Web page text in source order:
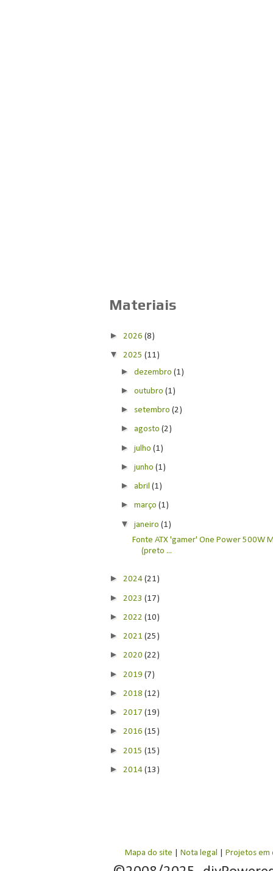
Materiais
► 2026(8)
▼ 2025(11)
►dezembro(1)
►outubro(1)
► setembro(2)
►agosto(2)
►julho(1)
►junho(1)
►abril(1)
►março(1)
▼janeiro(1)
Fonte ATX 'gamer' One Power 500W
(preto ...
► 2024(21)
► 2023(17)
► 2022(10)
► 2021(25)
► 2020(22)
► 2019(7)
► 2018(12)
► 2017(19)
► 2016(15)
► 2015(15)
► 2014(13)
Mapa do site Nota legal Projetos em